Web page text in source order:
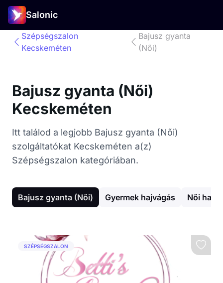
Salonic
Szépségszalon
Kecskeméten
Bajusz gyanta
(Női)
Bajusz gyanta (Női)
Kecskeméten
Itt találod a legjobb Bajusz gyanta (Női)
szolgáltatókat Kecskeméten a(z)
Szépségszalon kategóriában.
Bajusz gyanta (Női) Gyermek hajvágás Női
SZÉPSÉGSZALON